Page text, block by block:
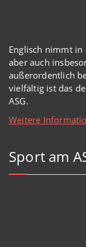
Englisch nimmt in
aber auch
außerordentlich
vielfältig ist das
ASG.
Weitere
Sport am